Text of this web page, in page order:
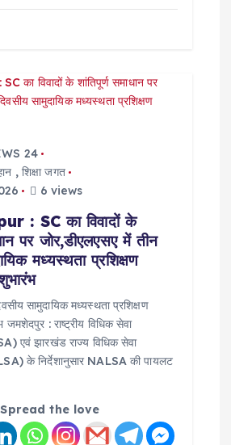
24
,शिक्षा जगत
6 views
: SC का विवादों के
पर जोर,डीएलएसए में तीन
मध्यस्थता प्रशिक्षण
सामुदायिक मध्यस्थता प्रशिक्षण
जमशेदपुर : राष्ट्रीय विधिक सेवा
एवं झारखंड राज्य विधिक सेवा
के निर्देशानुसार NALSA की पायलट
Spread the love